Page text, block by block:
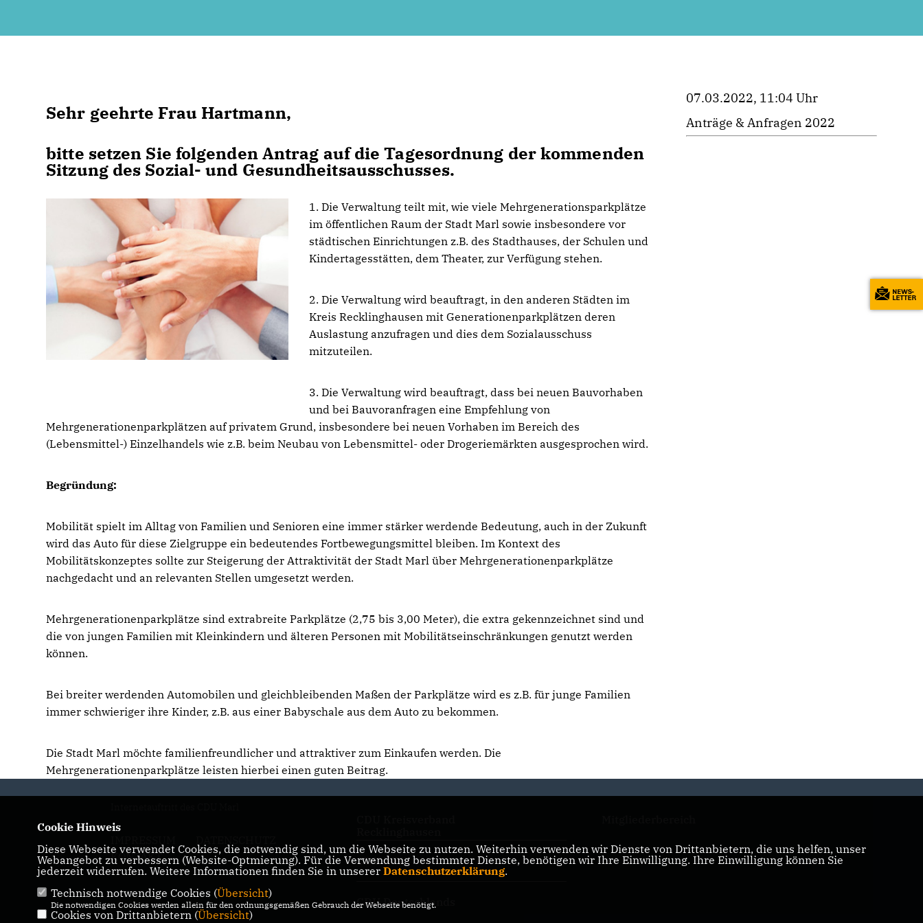
Sehr geehrte Frau Hartmann,
bitte setzen Sie folgenden Antrag auf die Tagesordnung der kommenden
Sitzung des Sozial- und Gesundheitsausschusses.
1. Die Verwaltung teilt mit, wie viele Mehrgenerationsparkplätze
im öffentlichen Raum der Stadt Marl sowie insbesondere vor
städtischen Einrichtungen z.B. des Stadthauses, der Schulen und
Kindertagesstätten, dem Theater, zur Verfügung stehen.
2. Die Verwaltung wird beauftragt, in den anderen Städten im
Kreis Recklinghausen mit Generationenparkplätzen deren
Auslastung anzufragen und dies dem Sozialausschuss
mitzuteilen.
3. Die Verwaltung wird beauftragt, dass bei neuen Bauvorhaben
und bei Bauvoranfragen eine Empfehlung von
Mehrgenerationenparkplätzen auf privatem Grund, insbesondere bei neuen Vorhaben im Bereich des
(Lebensmittel-) Einzelhandels wie z.B. beim Neubau von Lebensmittel- oder Drogeriemärkten ausgesprochen wird.
Begründung:
Mobilität spielt im Alltag von Familien und Senioren eine immer stärker werdende Bedeutung, auch in der Zukunft
wird das Auto für diese Zielgruppe ein bedeutendes Fortbewegungsmittel bleiben. Im Kontext des
Mobilitätskonzeptes sollte zur Steigerung der Attraktivität der Stadt Marl über Mehrgenerationenparkplätze
nachgedacht und an relevanten Stellen umgesetzt werden.
Mehrgenerationenparkplätze sind extrabreite Parkplätze (2,75 bis 3,00 Meter), die extra gekennzeichnet sind und
die von jungen Familien mit Kleinkindern und älteren Personen mit Mobilitätseinschränkungen genutzt werden
können.
Bei breiter werdenden Automobilen und gleichbleibenden Maßen der Parkplätze wird es z.B. für junge Familien
immer schwieriger ihre Kinder, z.B. aus einer Babyschale aus dem Auto zu bekommen.
Die Stadt Marl möchte familienfreundlicher und attraktiver zum Einkaufen werden. Die
Mehrgenerationenparkplätze leisten hierbei einen guten Beitrag.
07.03.2022, 11:04 Uhr
Anträge & Anfragen 2022
KONTAKT
CDU NRW
CDU Deutschlands
Cookie Hinweis
Diese Webseite verwendet Cookies, die notwendig sind, um die Webseite zu nutzen. Weiterhin verwenden wir Dienste von Drittanbietern, die uns helfen, unser
Webangebot zu verbessern (Website-Optmierung). Für die Verwendung bestimmter Dienste, benötigen wir Ihre Einwilligung. Ihre Einwilligung können Sie
jederzeit widerrufen. Weitere Informationen finden Sie in unserer Datenschutzerklärung.
Technisch notwendige Cookies (Übersicht)
Die notwendigen Cookies werden allein für den ordnungsgemäßen Gebrauch der Webseite benötigt.
Cookies von Drittanbietern (Übersicht)